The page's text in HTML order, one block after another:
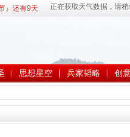
』还有9天
思想星空 兵家韬略 创